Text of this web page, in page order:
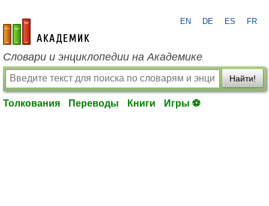
academic.ru
EN DE ES FR
Словари и энциклопедии на Академике
Найти!
Толкования Переводы Книги Игры ⚽